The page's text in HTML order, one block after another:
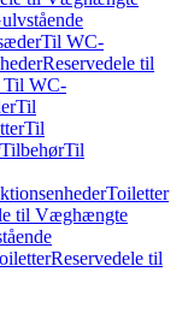
Til WC-
Reservedele til
Til WC-
Til
Til
TilbehørTil
Toiletter
til Væghængte
Reservedele til